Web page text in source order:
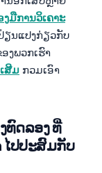
ງມືການວິເຄາະ
ຽນແປງກ່ຽວກັບ
ງພວກເຮົາ
ສີມ ກວມເອົາ
ທົດລອງ ທີ່
ໄປປະສົມກັບ